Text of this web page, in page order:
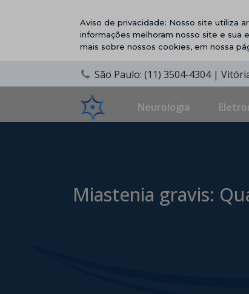
Aviso de privacidade: Nosso site utiliza
informações melhoram nosso site e sua
mais sobre nossos cookies, em nossa
São Paulo: (11) 3504-4304 |
Neurologia
Miastenia gravis: